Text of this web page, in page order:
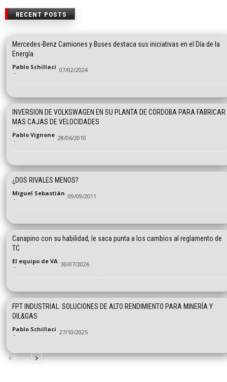
RECENT POSTS
Mercedes-Benz Camiones y Buses destaca sus iniciativas en el Día de la
Energía
Pablo Schillaci
- 07/02/2024
INVERSION DE VOLKSWAGEN EN SU PLANTA DE CORDOBA PARA FABRICAR
MAS CAJAS DE VELOCIDADES
Pablo Vignone
- 28/06/2010
¿DOS RIVALES MENOS?
Miguel Sebastián
- 09/09/2011
Canapino con su habilidad, le saca punta a los cambios al reglamento de
TC
El equipo de VA
- 30/07/2026
FPT INDUSTRIAL: SOLUCIONES DE ALTO RENDIMIENTO PARA MINERÍA Y
OIL&GAS
Pablo Schillaci
- 27/10/2025